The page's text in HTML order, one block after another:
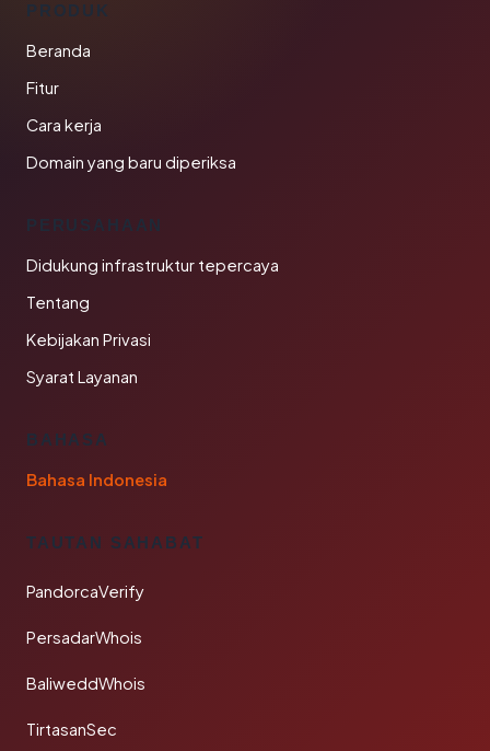
PRODUK
Beranda
Fitur
Cara kerja
Domain yang baru diperiksa
PERUSAHAAN
Didukung infrastruktur tepercaya
Tentang
Kebijakan Privasi
Syarat Layanan
BAHASA
Bahasa Indonesia
TAUTAN SAHABAT
PandorcaVerify
PersadarWhois
BaliweddWhois
TirtasanSec